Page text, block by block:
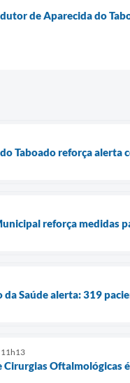
de Aparecida do
Taboado reforça alerta
reforça medidas
Saúde alerta: 319
11h13
Oftalmológicas